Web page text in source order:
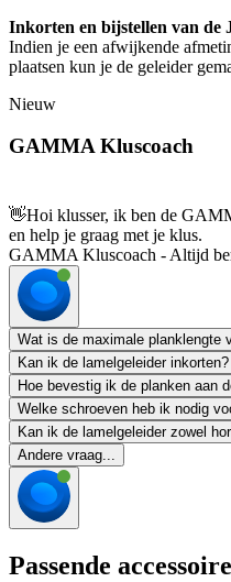
Inkorten en bijstellen van de
Indien je een afwijkende
plaatsen kun je de geleider
Nieuw
GAMMA Kluscoach
👋Hoi klusser, ik ben de
en help je graag met je klus.
GAMMA Kluscoach - Altijd
Wat is de maximale planklengte
Kan ik de lamelgeleider inkorten?
Hoe bevestig ik de planken aan
Welke schroeven heb ik nodig
Kan ik de lamelgeleider zowel
Andere vraag...
Passende